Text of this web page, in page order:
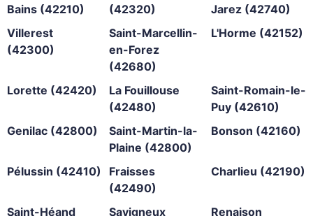
Bains (42210)
(42320)
Jarez (42740)
Villerest
(42300)
Saint-Marcellin-
en-Forez
(42680)
L'Horme (42152)
Lorette (42420)
La Fouillouse
(42480)
Saint-Romain-le-
Puy (42610)
Genilac (42800)
Saint-Martin-la-
Plaine (42800)
Bonson (42160)
Pélussin (42410)
Fraisses
(42490)
Charlieu (42190)
Saint-Héand Savigneux Renaison